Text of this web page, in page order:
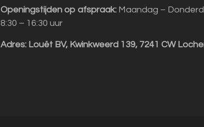
Openingstijden op afspraak: Maandag –
8:30 – 16:30 uur
Adres: Louët BV, Kwinkweerd 139, 7241 CW